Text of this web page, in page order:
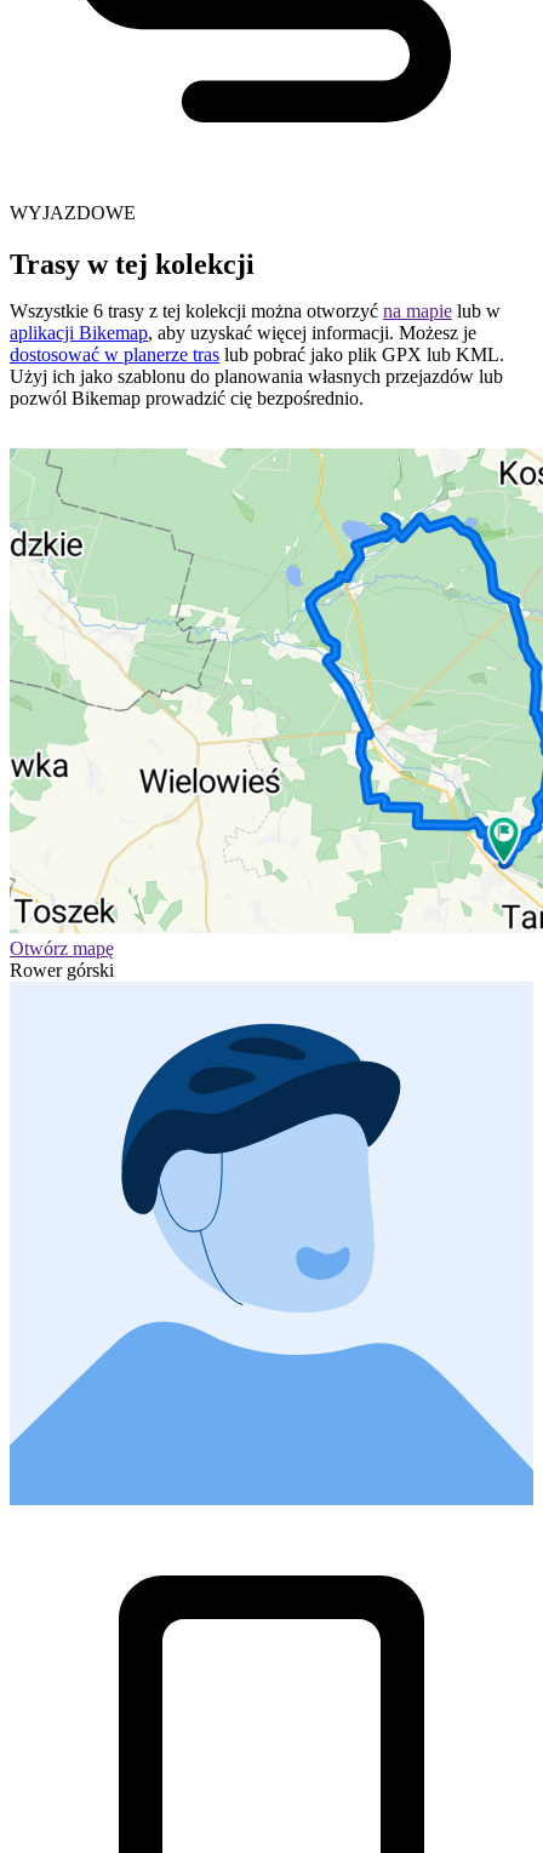
WYJAZDOWE
Trasy w tej kolekcji
Wszystkie 6 trasy z tej kolekcji można otworzyć na mapie lub w
aplikacji Bikemap, aby uzyskać więcej informacji. Możesz je
dostosować w planerze tras lub pobrać jako plik GPX lub KML.
Użyj ich jako szablonu do planowania własnych przejazdów lub
pozwól Bikemap prowadzić cię bezpośrednio.
Otwórz mapę
Rower górski